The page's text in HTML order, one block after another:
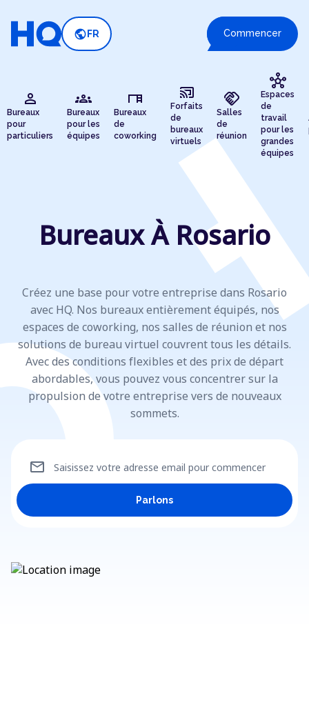
public FR Commencer
person
Bureaux
pour
particuliers
groups
Bureaux
pour les
équipes
desk
Bureaux
de
coworking
cast_connected
Forfaits
de
bureaux
virtuels
handshake
Salles
de
réunion
hub
Espaces
de
travail
pour les
grandes
équipes
Bureaux À Rosario
Créez une base pour votre entreprise dans Rosario
avec HQ. Nos bureaux entièrement équipés, nos
espaces de coworking, nos salles de réunion et nos
solutions de bureau virtuel couvrent tous les détails.
Avec des conditions flexibles et des prix de départ
abordables, vous pouvez vous concentrer sur la
propulsion de votre entreprise vers de nouveaux
sommets.
Saisissez votre adresse email pour commencer
mail
Parlons